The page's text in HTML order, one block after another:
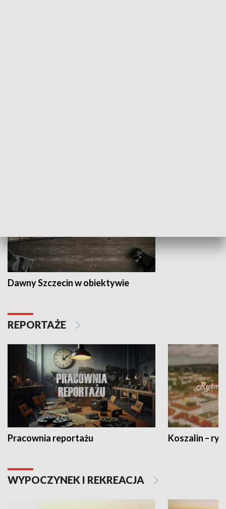
Dawny Szczecin w obiektywie
REPORTAŻE
Pracownia reportażu Koszalin –
WYPOCZYNEK I REKREACJA